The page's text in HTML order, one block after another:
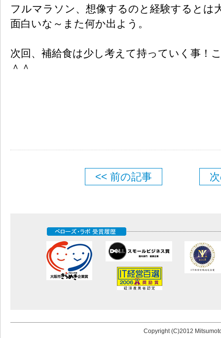
フルマラソン、想像するのと経験するとは
面白いな～また何か出よう。
次回、補給食は少し考えて持っていく事！
＾＾
<< 前の記事
Copyright (C)2012